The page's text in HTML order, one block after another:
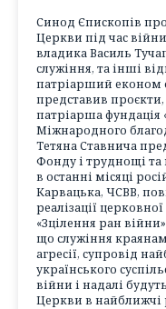
Синод Єпископів
Церкви під час
владика Василь
служіння, та інші
патріарший економ
представив
патріарша фундація
Міжнародного
Тетяна Ставнича
Фонду і труднощі та
в останні місяці
Карвацька, ЧСВВ,
реалізації
«Зцілення ран
що служіння
агресії, супровід
українського
війни і надалі
Церкви в найближчі